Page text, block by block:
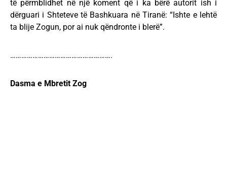
të përmblidhet në një koment që i ka bërë autorit ish i
dërguari i Shteteve të Bashkuara në Tiranë: “Ishte e lehtë
ta blije Zogun, por ai nuk qëndronte i blerë”.
……………………………………………….
Dasma e Mbretit Zog